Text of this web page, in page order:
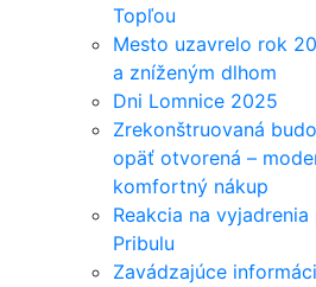
Topľou
Mesto uzavrelo rok
a zníženým dlhom
Dni Lomnice 2025
Zrekonštruovaná
opäť otvorená –
komfortný nákup
Reakcia na
Pribulu
Zavádzajúce